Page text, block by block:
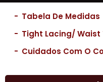
- Tabela De Medidas
- Tight Lacing/ Waist
- Cuidados Com O